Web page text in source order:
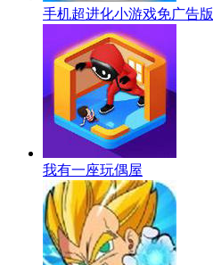
手机超进化小游戏免广告版
我有一座玩偶屋